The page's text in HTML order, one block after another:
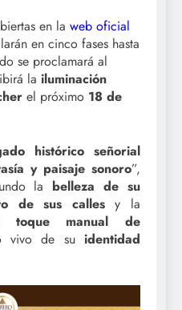
en la web oficial
en cinco fases hasta
se proclamará al
la iluminación
el próximo 18 de
histórico señorial
y paisaje sonoro”,
la belleza de su
de sus callesy la
toque manual de
vivo de su identidad